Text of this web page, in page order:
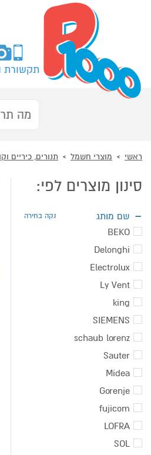
תקשורת
ראשי מוצרי חשמל תנורים, כיריים
סינון מוצרים לפי:
שם מותג נקה בחירה
BEKO
Delonghi
Electrolux
Ly Vent
king
SIEMENS
schaub lorenz
Sauter
Midea
Gorenje
fujicom
LOFRA
SOL